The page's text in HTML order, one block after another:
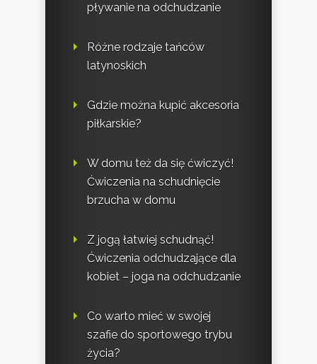
pływanie na odchudzanie
Różne rodzaje tańców
latynoskich
Gdzie można kupić akcesoria
piłkarskie?
W domu też da się ćwiczyć!
Ćwiczenia na schudnięcie
brzucha w domu
Z jogą łatwiej schudnąć!
Ćwiczenia odchudzające dla
kobiet – joga na odchudzanie
Co warto mieć w swojej
szafie do sportowego trybu
życia?